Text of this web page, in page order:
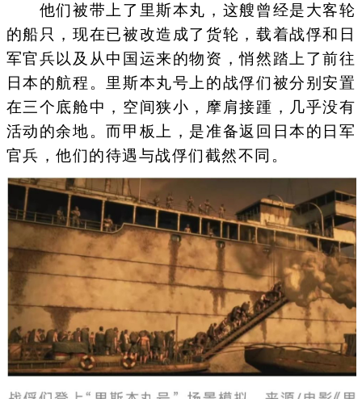
他们被带上了里斯本丸，这艘曾经是大客轮
的船只，现在已被改造成了货轮，载着战俘和日
军官兵以及从中国运来的物资，悄然踏上了前往
日本的航程。里斯本丸号上的战俘们被分别安置
在三个底舱中，空间狭小，摩肩接踵，几乎没有
活动的余地。而甲板上，是准备返回日本的日军
官兵，他们的待遇与战俘们截然不同。